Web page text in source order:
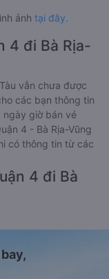
ảnh tại đây.
4 đi Bà Rịa-
vẫn chưa được
các bạn thông tin
ngày giờ bán vé
4 - Bà Rịa-Vũng
có thông tin từ các
4 đi Bà